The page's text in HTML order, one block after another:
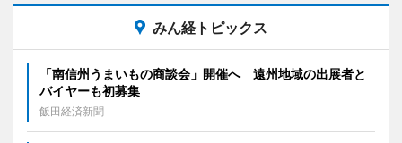
みん経トピックス
「南信州うまいもの商談会」開催へ 遠州地域の出展者と
バイヤーも初募集
飯田経済新聞